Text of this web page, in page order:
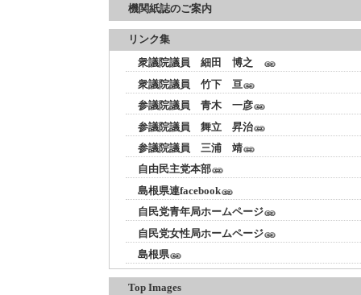
機関紙誌のご案内
リンク集
衆議院議員 細田 博之
衆議院議員 竹下 亘
参議院議員 青木 一彦
参議院議員 舞立 昇治
参議院議員 三浦 靖
自由民主党本部
島根県連facebook
自民党青年局ホームページ
自民党女性局ホームページ
島根県
Top Images